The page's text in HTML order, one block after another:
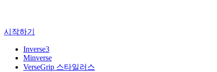
시작하기
Inverse3
Minverse
VerseGrip 스타일러스